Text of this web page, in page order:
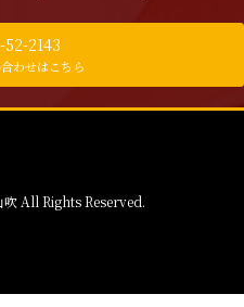
2143
わせはこちら
All Rights Reserved.